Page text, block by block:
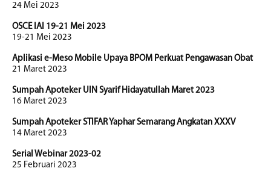
24 Mei 2023
OSCE IAI 19-21 Mei 2023
19-21 Mei 2023
Aplikasi e-Meso Mobile Upaya BPOM Perkuat Pengawasan Obat
21 Maret 2023
Sumpah Apoteker UIN Syarif Hidayatullah Maret 2023
16 Maret 2023
Sumpah Apoteker STIFAR Yaphar Semarang Angkatan XXXV
14 Maret 2023
Serial Webinar 2023-02
25 Februari 2023